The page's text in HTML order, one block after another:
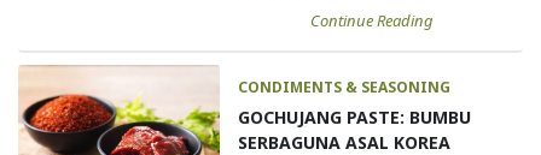
Continue Reading
CONDIMENTS & SEASONING
GOCHUJANG PASTE: BUMBU
SERBAGUNA ASAL KOREA